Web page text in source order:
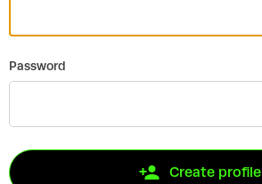
Password
Create profile